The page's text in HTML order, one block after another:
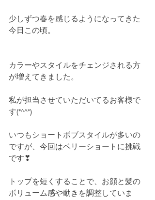
少しずつ春を感じるようになってきた
今日この頃。
カラーやスタイルをチェンジされる方
が増えてきました。
私が担当させていただいてるお客様で
す(*^^*)
いつもショートボブスタイルが多いの
ですが、今回はベリーショートに挑戦
です❣
トップを短くすることで、お顔と髪の
ボリューム感や動きを調整していま